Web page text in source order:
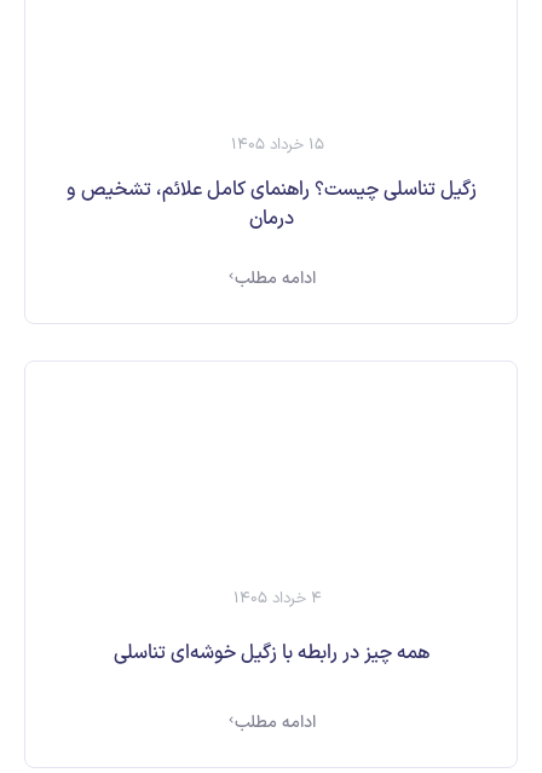
15 خرداد 1405
زگیل تناسلی چیست؟ راهنمای کامل علائم، تشخیص و
درمان
ادامه مطلب
4 خرداد 1405
همه چیز در رابطه با زگیل خوشه‌ای تناسلی
ادامه مطلب